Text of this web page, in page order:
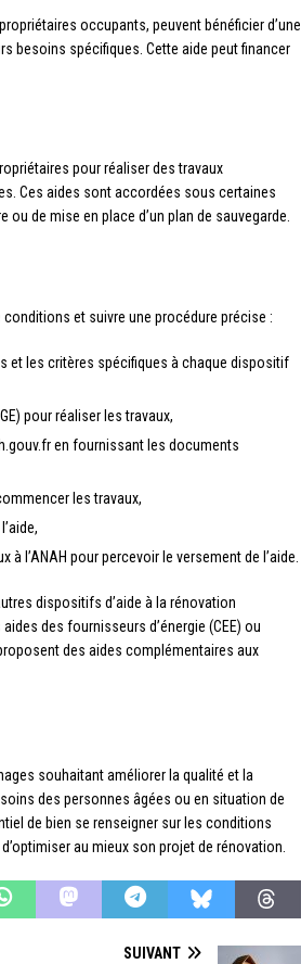
occupants, peuvent bénéficier d’une
besoins spécifiques. Cette aide peut financer
pour réaliser des travaux
Ces aides sont accordées sous certaines
de mise en place d’un plan de sauvegarde.
et suivre une procédure précise :
et les critères spécifiques à chaque dispositif
pour réaliser les travaux,
en fournissant les documents
les travaux,
l’ANAH pour percevoir le versement de l’aide.
dispositifs d’aide à la rénovation
des fournisseurs d’énergie (CEE) ou
des aides complémentaires aux
souhaitant améliorer la qualité et la
des personnes âgées ou en situation de
de bien se renseigner sur les conditions
au mieux son projet de rénovation.
SUIVANT